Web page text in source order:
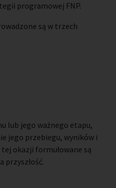
programowej FNP.
są w trzech
lub jego ważnego etapu,
jego przebiegu, wyników i
okazji formułowane są
przyszłość.